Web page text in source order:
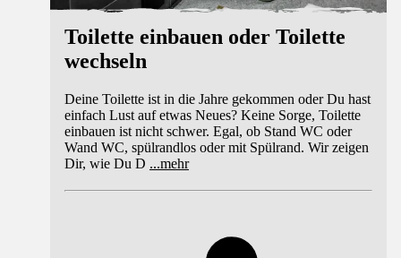
Toilette einbauen oder Toilette
wechseln
Deine Toilette ist in die Jahre gekommen oder Du hast
einfach Lust auf etwas Neues? Keine Sorge, Toilette
einbauen ist nicht schwer. Egal, ob Stand WC oder
Wand WC, spülrandlos oder mit Spülrand. Wir zeigen
Dir, wie Du D ...mehr